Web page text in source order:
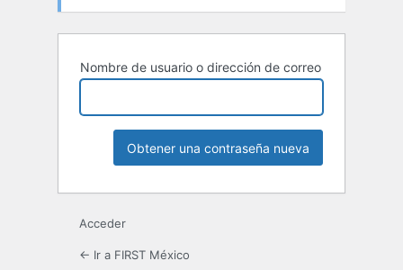
Nombre de usuario o dirección de correo
Acceder
← Ir a FIRST México